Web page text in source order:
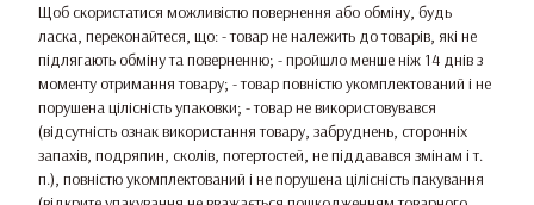
Щоб скористатися можливістю повернення або обміну, будь
ласка, переконайтеся, що: - товар не належить до товарів, які не
підлягають обміну та поверненню; - пройшло менше ніж 14 днів з
моменту отримання товару; - товар повністю укомплектований і не
порушена цілісність упаковки; - товар не використовувався
(відсутність ознак використання товару, забруднень, сторонніх
запахів, подряпин, сколів, потертостей, не піддавався змінам і т.
п.), повністю укомплектований і не порушена цілісність пакування